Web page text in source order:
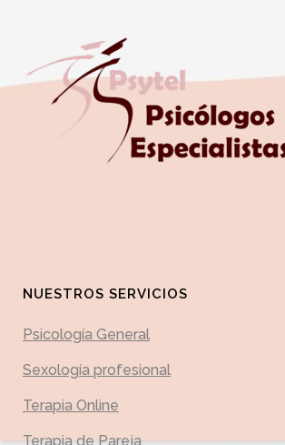
NUESTROS SERVICIOS
Psicología General
Sexología profesional
Terapia Online
Terapia de Pareja